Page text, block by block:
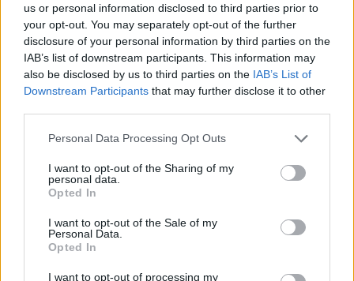
us or personal information disclosed to third parties prior to
your opt-out. You may separately opt-out of the further
disclosure of your personal information by third parties on the
IAB’s list of downstream participants. This information may
also be disclosed by us to third parties on the IAB’s List of
Downstream Participants that may further disclose it to other
Personal Data Processing Opt Outs
I want to opt-out of the Sharing of my
personal data.
Opted In
I want to opt-out of the Sale of my
Personal Data.
Opted In
I want to opt-out of processing my
LE MIGLIORI OFFERTE AMAZON